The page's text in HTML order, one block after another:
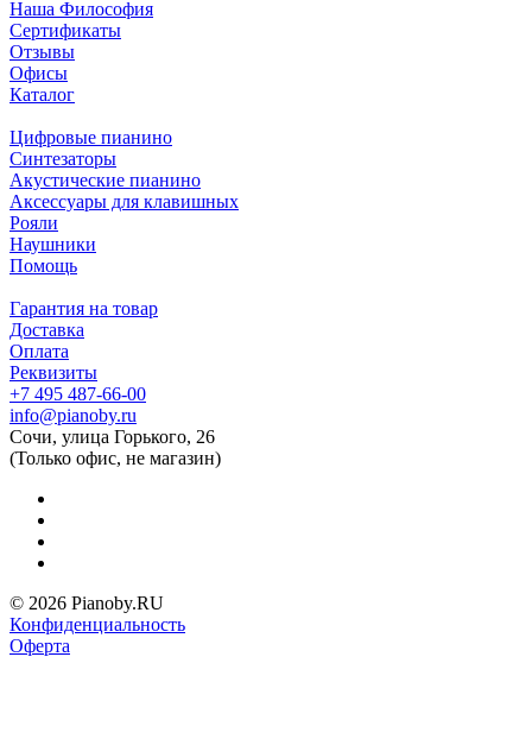
Наша Философия
Сертификаты
Отзывы
Офисы
Каталог
Цифровые пианино
Синтезаторы
Акустические пианино
Аксессуары для клавишных
Рояли
Наушники
Помощь
Гарантия на товар
Доставка
Оплата
Реквизиты
+7 495 487-66-00
info@pianoby.ru
Сочи, улица Горького, 26
(Только офис, не магазин)
© 2026 Pianoby.RU
Конфиденциальность
Оферта